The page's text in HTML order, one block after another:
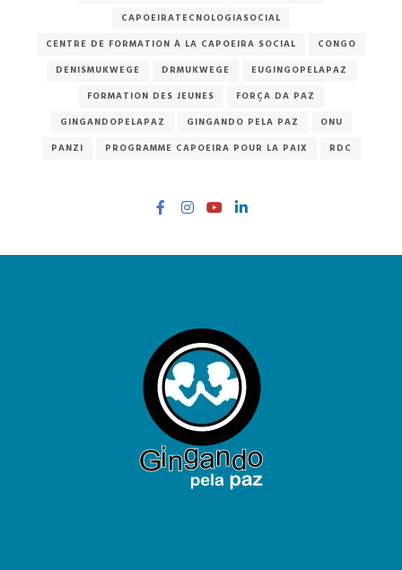
CAPOEIRATECNOLOGIASOCIAL
CENTRE DE FORMATION À LA CAPOEIRA SOCIAL
CONGO
DENISMUKWEGE
DRMUKWEGE
EUGINGOPELAPAZ
FORMATION DES JEUNES
FORÇA DA PAZ
GINGANDOPELAPAZ
GINGANDO PELA PAZ
ONU
PANZI
PROGRAMME CAPOEIRA POUR LA PAIX RDC